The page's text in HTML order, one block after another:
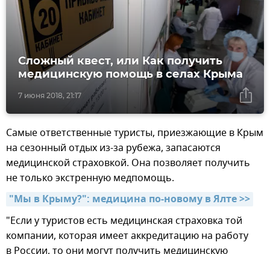
7 июня 2018, 21:17
Сложный квест, или Как получить
медицинскую помощь в селах Крыма
Самые ответственные туристы, приезжающие в Крым
на сезонный отдых из-за рубежа, запасаются
медицинской страховкой. Она позволяет получить
не только экстренную медпомощь.
"Мы в Крыму?": медицина по-новому в Ялте >>
"Если у туристов есть медицинская страховка той
компании, которая имеет аккредитацию на работу
в России, то они могут получить медицинскую